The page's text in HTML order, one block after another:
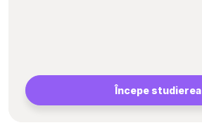
Începe studierea